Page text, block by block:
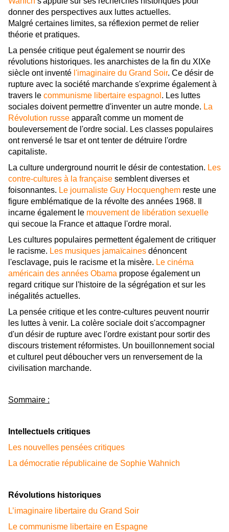
donner des perspectives aux luttes actuelles.
Malgré certaines limites, sa réflexion permet de relier
théorie et pratiques.
La pensée critique peut également se nourrir des
révolutions historiques. les anarchistes de la fin du XIXe
siècle ont inventé l'imaginaire du Grand Soir. Ce désir de
rupture avec la société marchande s'exprime également à
travers le communisme libertaire espagnol . Les luttes
sociales doivent permettre d'inventer un autre monde. La
Révolution russe apparaît comme un moment de
bouleversement de l'ordre social. Les classes populaires
ont renversé le tsar et ont tenter de détruire l'ordre
capitaliste.
La culture underground nourrit le désir de contestation. Les
contre-cultures à la française semblent diverses et
foisonnantes. Le journaliste Guy Hocquenghem reste une
figure emblématique de la révolte des années 1968. Il
incarne également le mouvement de libération sexuelle
qui secoue la France et attaque l'ordre moral.
Les cultures populaires permettent également de critiquer
le racisme. Les musiques jamaïcaines dénoncent
l'esclavage, puis le racisme et la misère. Le cinéma
américain des années Obama propose également un
regard critique sur l'histoire de la ségrégation et sur les
inégalités actuelles.
La pensée critique et les contre-cultures peuvent nourrir
les luttes à venir. La colère sociale doit s'accompagner
d'un désir de rupture avec l'ordre existant pour sortir des
discours tristement réformistes. Un bouillonnement social
et culturel peut déboucher vers un renversement de la
civilisation marchande.
Sommaire :
Intellectuels critiques
Les nouvelles pensées critiques
La démocratie républicaine de Sophie Wahnich
Révolutions historiques
L’imaginaire libertaire du Grand Soir
Le communisme libertaire en Espagne